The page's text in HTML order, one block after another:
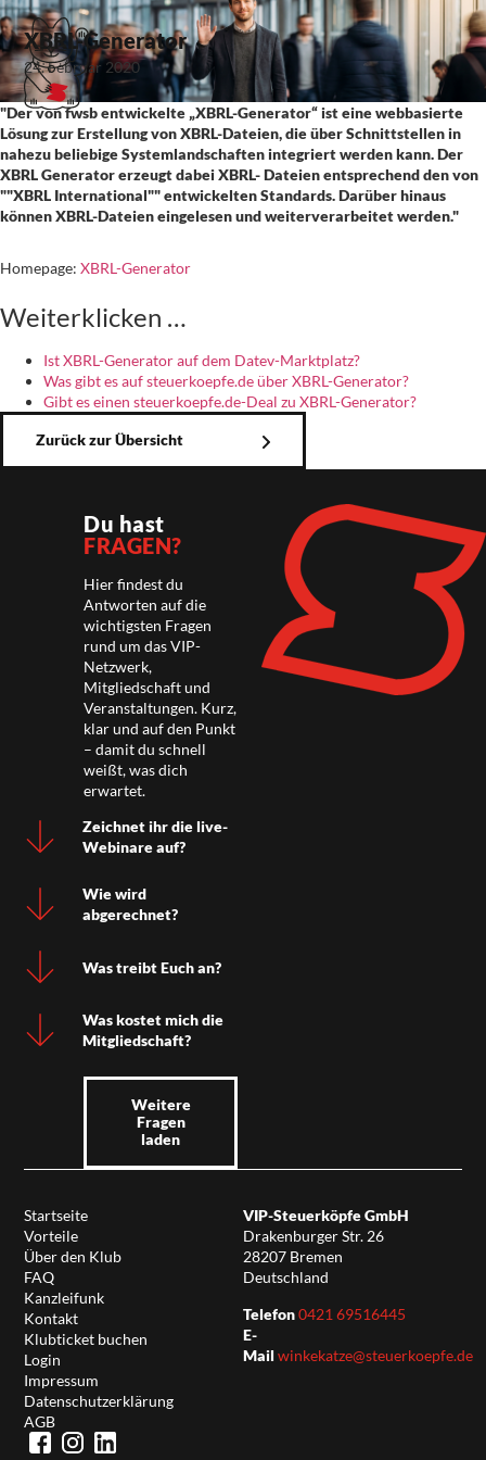
XBRL-Generator
24. Februar 2020
"Der von fwsb entwickelte „XBRL-Generator“ ist eine webbasierte
Lösung zur Erstellung von XBRL-Dateien, die über Schnittstellen in
nahezu beliebige Systemlandschaften integriert werden kann. Der
XBRL Generator erzeugt dabei XBRL- Dateien entsprechend den von
""XBRL International"" entwickelten Standards. Darüber hinaus
können XBRL-Dateien eingelesen und weiterverarbeitet werden."
Homepage: XBRL-Generator
Weiterklicken …
Ist XBRL-Generator auf dem Datev-Marktplatz?
Was gibt es auf steuerkoepfe.de über XBRL-Generator?
Gibt es einen steuerkoepfe.de-Deal zu XBRL-Generator?
Zurück zur Übersicht
Du hast
FRAGEN?
Hier findest du
Antworten auf die
wichtigsten Fragen
rund um das VIP-
Netzwerk,
Mitgliedschaft und
Veranstaltungen. Kurz,
klar und auf den Punkt
– damit du schnell
weißt, was dich
erwartet.
Zeichnet ihr die live-
Webinare auf?
Wie wird
abgerechnet?
Was treibt Euch an?
Was kostet mich die
Mitgliedschaft?
Weitere
Fragen
laden
Startseite
Vorteile
Über den Klub
FAQ
Kanzleifunk
Kontakt
Klubticket buchen
Login
Impressum
Datenschutzerklärung
AGB
VIP-Steuerköpfe GmbH
Drakenburger Str. 26
28207 Bremen
Deutschland
Telefon0421 69516445
E-
Mail winkekatze@steuerkoepfe.de